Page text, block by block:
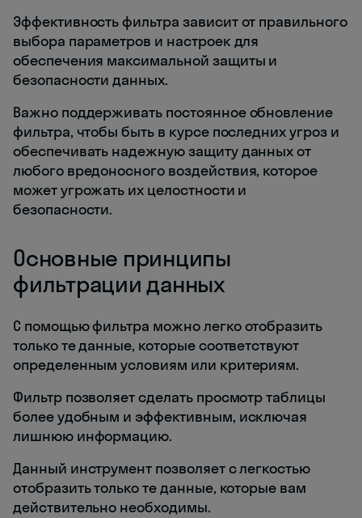
Эффективность фильтра зависит от правильного
выбора параметров и настроек для
обеспечения максимальной защиты и
безопасности данных.
Важно поддерживать постоянное обновление
фильтра, чтобы быть в курсе последних угроз и
обеспечивать надежную защиту данных от
любого вредоносного воздействия, которое
может угрожать их целостности и
безопасности.
Основные принципы
фильтрации данных
С помощью фильтра можно легко отобразить
только те данные, которые соответствуют
определенным условиям или критериям.
Фильтр позволяет сделать просмотр таблицы
более удобным и эффективным, исключая
лишнюю информацию.
Данный инструмент позволяет с легкостью
отобразить только те данные, которые вам
действительно необходимы.